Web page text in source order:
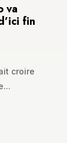
va
fin
croire